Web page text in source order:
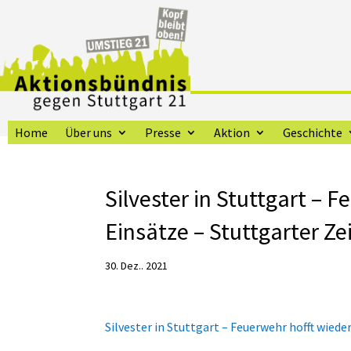
Home Über uns Presse Aktion Geschichte
Silvester in Stuttgart –
Einsätze – Stuttgarter
30. Dez.. 2021
Silvester in Stuttgart – Feuerwehr hofft